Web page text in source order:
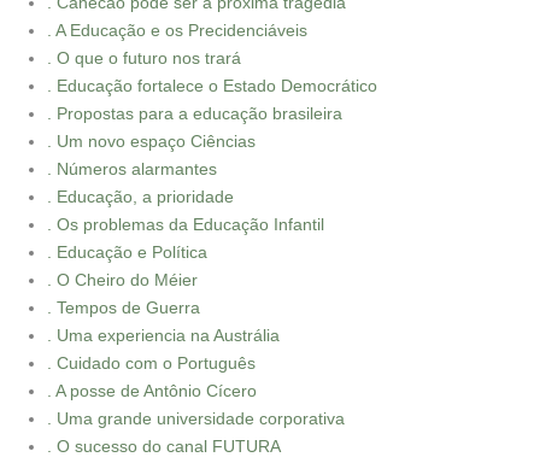
. A Educação e os Precidenciáveis
. O que o futuro nos trará
. Educação fortalece o Estado Democrático
. Propostas para a educação brasileira
. Um novo espaço Ciências
. Números alarmantes
. Educação, a prioridade
. Os problemas da Educação Infantil
. Educação e Política
. O Cheiro do Méier
. Tempos de Guerra
. Uma experiencia na Austrália
. Cuidado com o Português
. A posse de Antônio Cícero
. Uma grande universidade corporativa
. O sucesso do canal FUTURA